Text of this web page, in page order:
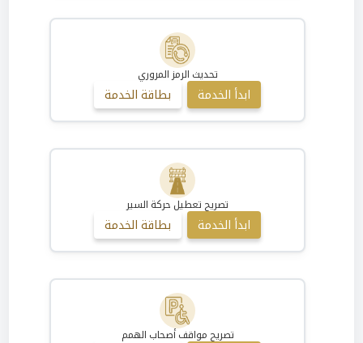
تحديث الرمز المروري
ابدأ الخدمة بطاقة الخدمة
تصريح تعطيل حركة السير
ابدأ الخدمة بطاقة الخدمة
تصريح مواقف أصحاب الهمم